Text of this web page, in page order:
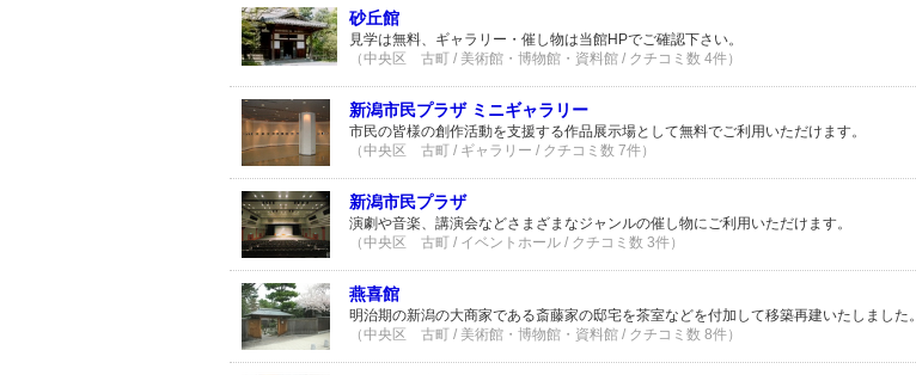
砂丘館
見学は無料、ギャラリー・催し物は当館HPでご確認下さい。
（中央区 古町 / 美術館・博物館・資料館 / クチコミ数 4件）
新潟市民プラザ ミニギャラリー
市民の皆様の創作活動を支援する作品展示場として無料でご利用いただけます。
（中央区 古町 / ギャラリー / クチコミ数 7件）
新潟市民プラザ
演劇や音楽、講演会などさまざまなジャンルの催し物にご利用いただけます。
（中央区 古町 / イベントホール / クチコミ数 3件）
燕喜館
明治期の新潟の大商家である斎藤家の邸宅を茶室などを付加して移築再建いたしました。
（中央区 古町 / 美術館・博物館・資料館 / クチコミ数 8件）